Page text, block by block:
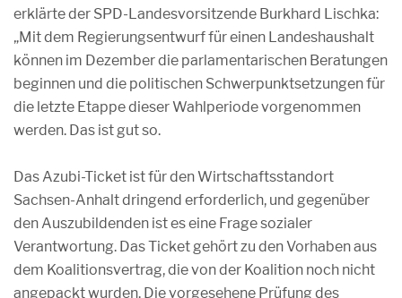
erklärte der SPD-Landesvorsitzende Burkhard Lischka:
„Mit dem Regierungsentwurf für einen Landeshaushalt
können im Dezember die parlamentarischen Beratungen
beginnen und die politischen Schwerpunktsetzungen für
die letzte Etappe dieser Wahlperiode vorgenommen
werden. Das ist gut so.
Das Azubi-Ticket ist für den Wirtschaftsstandort
Sachsen-Anhalt dringend erforderlich, und gegenüber
den Auszubildenden ist es eine Frage sozialer
Verantwortung. Das Ticket gehört zu den Vorhaben aus
dem Koalitionsvertrag, die von der Koalition noch nicht
angepackt wurden. Die vorgesehene Prüfung des